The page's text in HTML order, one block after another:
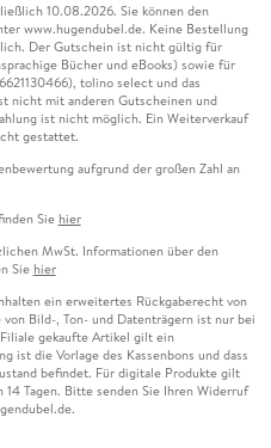
10.08.2026. Sie können den
www.hugendubel.de. Keine Bestellung
Der Gutschein ist nicht gültig für
Bücher und eBooks) sowie für
tolino select und das
nicht mit anderen Gutscheinen und
ist nicht möglich. Ein Weiterverkauf
gestattet.
aufgrund der großen Zahl an
Sie hier
MwSt. Informationen über den
Sie hier
ein erweitertes Rückgaberecht von
Bild-, Ton- und Datenträgern ist nur bei
gekaufte Artikel gilt ein
ist die Vorlage des Kassenbons und dass
befindet. Für digitale Produkte gilt
Tagen. Bitte senden Sie Ihren Widerruf